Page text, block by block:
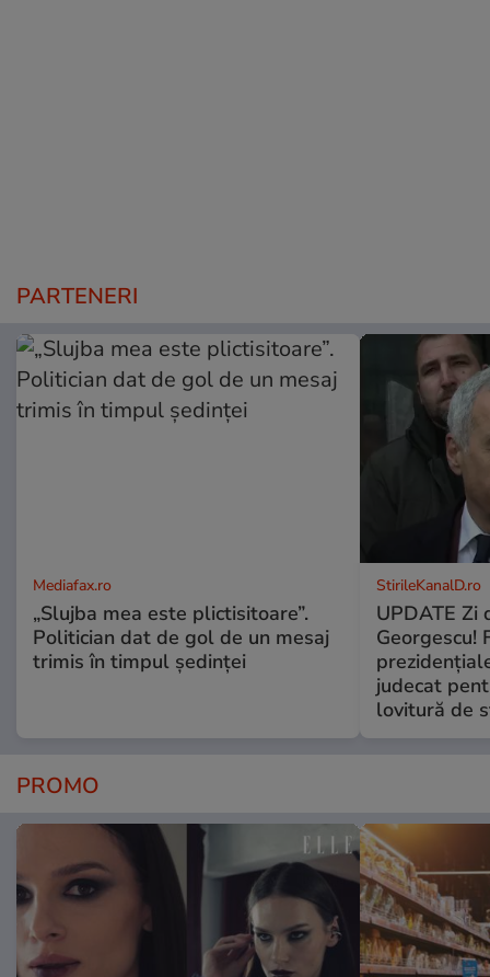
PARTENERI
Mediafax.ro
„Slujba mea este plictisitoare”.
Politician dat de gol de un mesaj
trimis în timpul ședinței
StirileKanalD.ro
UPDATE Zi
Georgescu!
judecat
lovitură de
PROMO